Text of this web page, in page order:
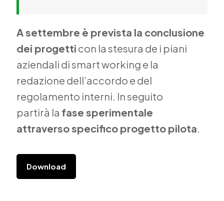
A settembre è prevista la conclusione
dei progetti con la stesura de i piani
aziendali di smart working e la
redazione dell’accordo e del
regolamento interni. In seguito
partirà la fase sperimentale
attraverso specifico progetto pilota.
Download